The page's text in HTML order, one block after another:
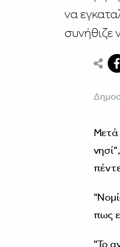
να
συνήθιζε
Μετά
πως
"Το